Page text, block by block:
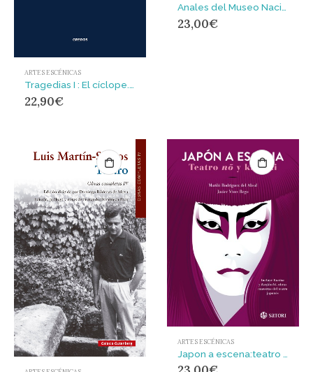
ARTES ESCÉNICAS
Tragedias I : El cíclope. Alcestis. Medea. Los heráclidas. Hipólito. Andrómaca. Hécuba
22,90€
23,00€
ARTES ESCÉNICAS